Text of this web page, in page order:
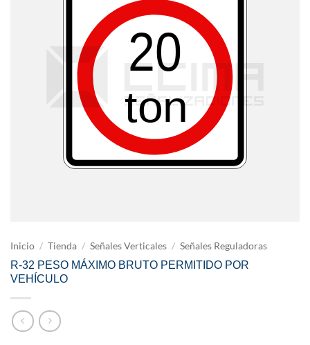
Inicio / Tienda / Señales Verticales / Señales Reguladoras
R-32 PESO MÁXIMO BRUTO PERMITIDO POR
VEHÍCULO